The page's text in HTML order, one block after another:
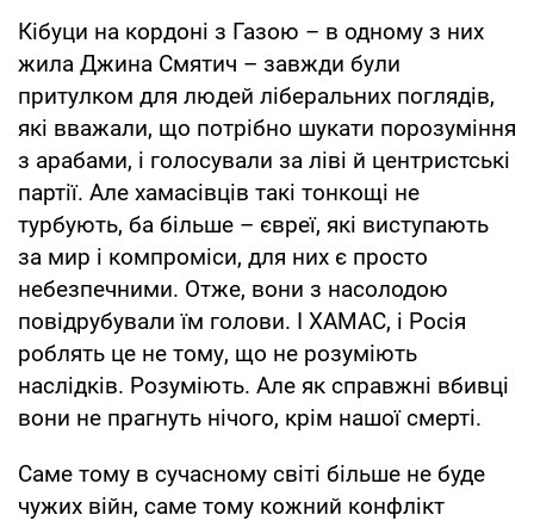
Кібуци на кордоні з Газою – в одному з них
жила Джина Смятич – завжди були
притулком для людей ліберальних поглядів,
які вважали, що потрібно шукати порозуміння
з арабами, і голосували за ліві й центристські
партії. Але хамасівців такі тонкощі не
турбують, ба більше – євреї, які виступають
за мир і компроміси, для них є просто
небезпечними. Отже, вони з насолодою
повідрубували їм голови. І ХАМАС, і Росія
роблять це не тому, що не розуміють
наслідків. Розуміють. Але як справжні вбивці
вони не прагнуть нічого, крім нашої смерті.
Саме тому в сучасному світі більше не буде
чужих війн, саме тому кожний конфлікт